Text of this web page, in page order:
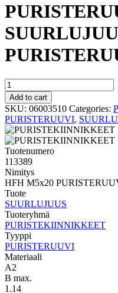
PURISTERUUVI
SUURLUJUUS
HFH
M5x20
PURISTERUUVI
A2
quantity
Add to cart
SKU: 06003510 Categories:
PURISTERUUVI,
Tuotenumero
113389
Nimitys
HFH M5x20
Tuote
SUURLUJUUS
Tuoteryhmä
PURISTEKIINNIKKEET
Tyyppi
PURISTERUUVI
Materiaali
A2
B max.
1.14